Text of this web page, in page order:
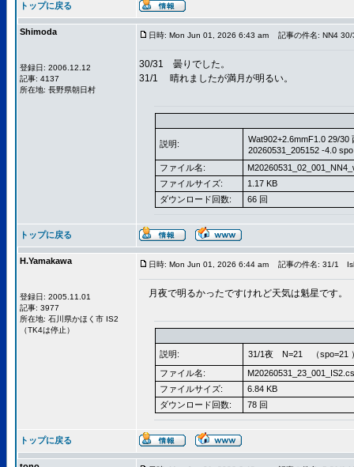
トップに戻る
Shimoda
登録日: 2006.12.12
記事: 4137
所在地: 長野県朝日村
日時: Mon Jun 01, 2026 6:43 am 記事の件名: NN4
30/31 曇りでした。
31/1 晴れましたが満月が明るい。
説明:
Wat902+2.6mmF1.0 29/30
20260531_205152 -4.0
ファイル名:
ファイルサイズ:
1.17 KB
ダウンロード回数:
66 回
トップに戻る
H.Yamakawa
登録日: 2005.11.01
記事: 3977
所在地: 石川県かほく市 IS2
（TK4は停止）
日時: Mon Jun 01, 2026 6:44 am 記事の件名: 31/1
月夜で明るかったですけれど天気は魁星です。
説明:
31/1夜 N=21 （spo=21
ファイル名:
ファイルサイズ:
6.84 KB
ダウンロード回数:
78 回
トップに戻る